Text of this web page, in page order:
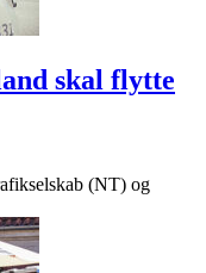
skal flytte
(NT) og